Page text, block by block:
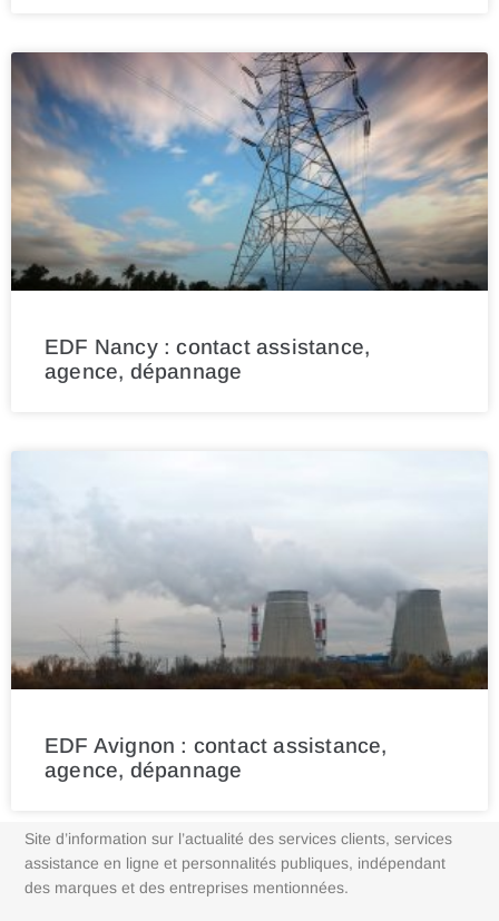
EDF Nancy : contact assistance,
agence, dépannage
EDF Avignon : contact assistance,
agence, dépannage
Site d’information sur l’actualité des services clients, services
assistance en ligne et personnalités publiques, indépendant
des marques et des entreprises mentionnées.